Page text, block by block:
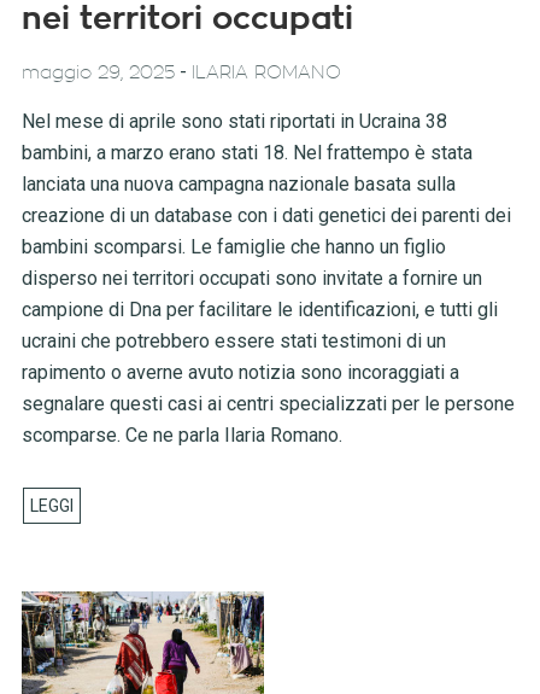
nei territori occupati
maggio 29, 2025- ILARIA ROMANO
Nel mese di aprile sono stati riportati in Ucraina 38
bambini, a marzo erano stati 18. Nel frattempo è stata
lanciata una nuova campagna nazionale basata sulla
creazione di un database con i dati genetici dei parenti dei
bambini scomparsi. Le famiglie che hanno un figlio
disperso nei territori occupati sono invitate a fornire un
campione di Dna per facilitare le identificazioni, e tutti gli
ucraini che potrebbero essere stati testimoni di un
rapimento o averne avuto notizia sono incoraggiati a
segnalare questi casi ai centri specializzati per le persone
scomparse. Ce ne parla Ilaria Romano.